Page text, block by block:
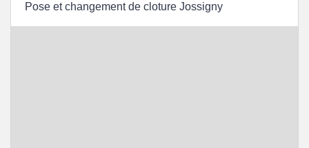
Pose et changement de cloture Jossigny